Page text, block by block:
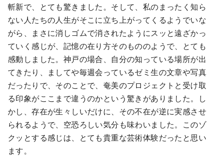
斬新で、とても驚きました。そして、私のまったく知ら
ない人たちの人生がそこに立ち上がってくるようでいな
がら、まさに消しゴムで消されたようにスッと遠ざかっ
ていく感じが、記憶の在り方そのもののようで、とても
感動しました。神戸の場合、自分の知っている場所が出
てきたり、ましてや毎週会っているゼミ生の文章や写真
だったりで、そのことで、奄美のプロジェクトと受け取
る印象がここまで違うのかという驚きがありました。し
かし、存在が生々しいだけに、その不在が逆に実感させ
られるようで、空恐ろしい気分も味わいました。このゾ
クッとする感じは、とても貴重な芸術体験だったと思い
ます。